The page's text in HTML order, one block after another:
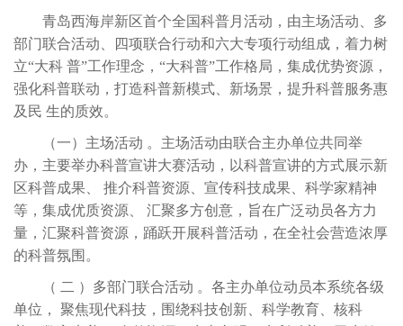
青岛西海岸新区首个全国科普月活动，由主场活动、多
部门联合活动、四项联合行动和六大专项行动组成，着力树
立“大科 普”工作理念，“大科普”工作格局，集成优势资源，
强化科普联动，打造科普新模式、新场景，提升科普服务惠
及民 生的质效。
（一）主场活动 。主场活动由联合主办单位共同举
办，主要举办科普宣讲大赛活动，以科普宣讲的方式展示新
区科普成果、
推介科普资源、宣传科技成果、科学家精神
等，集成优质资源、
汇聚多方创意，旨在广泛动员各方力
量，汇聚科普资源，踊跃开展科普活动，在全社会营造浓厚
的科普氛围。
（ 二 ）多部门联合活动 。各主办单位动员本系统各级
单位，
聚焦现代科技，围绕科技创新、科学教育、核科